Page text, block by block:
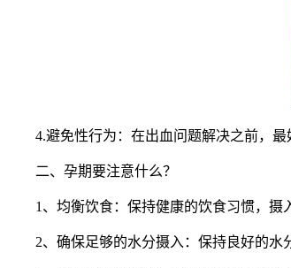
4.避免性行为：在出血问题解决之前，最
二、孕期要注意什么？
1、均衡饮食：保持健康的饮食习惯，摄入
2、确保足够的水分摄入：保持良好的水